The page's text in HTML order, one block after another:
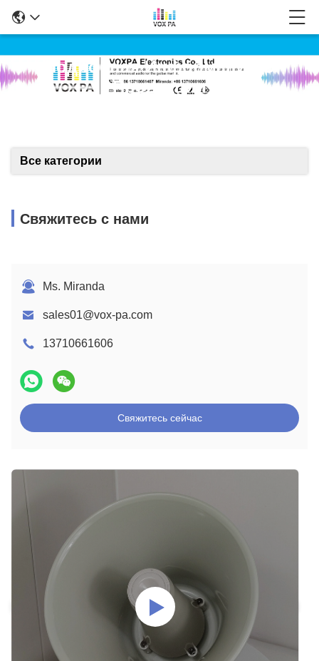
Подробная Информация О
Продукции
Все категории
Свяжитесь с нами
Ms. Miranda
sales01@vox-pa.com
13710661606
Свяжитесь сейчас